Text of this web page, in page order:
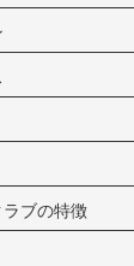
ブの特徴